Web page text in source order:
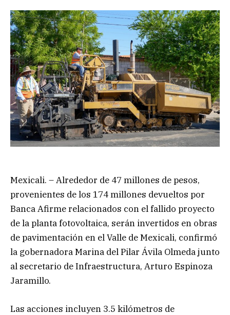
Mexicali. – Alrededor de 47 millones de pesos,
provenientes de los 174 millones devueltos por
Banca Afirme relacionados con el fallido proyecto
de la planta fotovoltaica, serán invertidos en obras
de pavimentación en el Valle de Mexicali, confirmó
la gobernadora Marina del Pilar Ávila Olmeda junto
al secretario de Infraestructura, Arturo Espinoza
Jaramillo.
Las acciones incluyen 3.5 kilómetros de